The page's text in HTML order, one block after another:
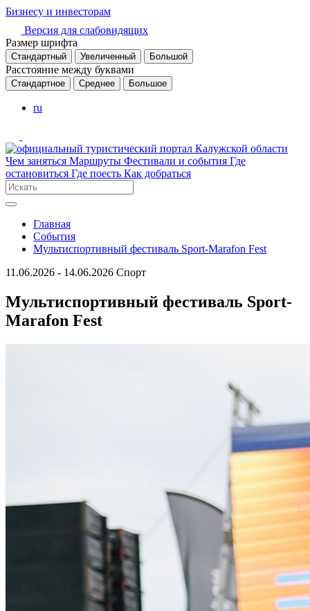
Бизнесу и инвесторам
Версия для слабовидящих
Размер шрифта
Стандартный Увеличенный Большой
Расстояние между буквами
Стандартное Среднее Большое
ru
Чем заняться Маршруты Фестивали и события Где
остановиться Где поесть Как добраться
Главная
События
Мультиспортивный фестиваль Sport-Marafon Fest
11.06.2026 - 14.06.2026 Спорт
Мультиспортивный фестиваль Sport-
Marafon Fest